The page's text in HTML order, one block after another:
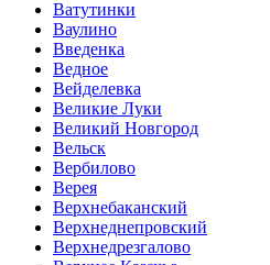
Ватутинки
Ваулино
Введенка
Ведное
Вейделевка
Великие Луки
Великий Новгород
Вельск
Вербилово
Верея
Верхнебаканский
Верхнеднепровский
Верхнедрезгалово